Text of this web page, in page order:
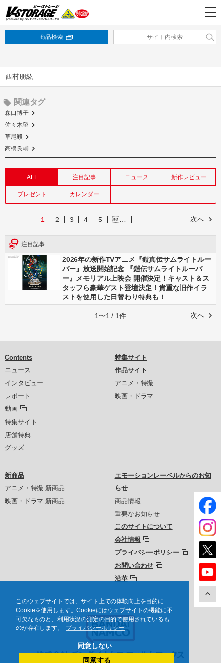
このウェブサイトでは、サイト上での体験向上を目的に
Cookieを使用します。Cookieにはウェブサイトの機能に不
可欠なものと、利用状況の測定の目的で使用されているも
のが存在します。
プライバシーポリシー
同意しない
同意する
商品検索
西村朋紘
関連タグ
森口博子
佐々木望
草尾毅
高橋良輔
ALL 注目記事 ニュース 新作レビュー
プレゼント カレンダー
次へ
1 2 3 4 5 …
注目記事
2026年の新作TVアニメ『鎧真伝サムライトルー
パー』放送開始記念 『鎧伝サムライトルーパ
ー』メモリアル上映会 開催決定！キャスト＆ス
タッフら豪華ゲスト登壇決定！貴重な旧作イラ
ストを使用した日替わり特典も！
次へ
1〜1 / 1件
Contents
ニュース
インタビュー
レポート
動画
特集サイト
店舗特典
グッズ
特集サイト
作品サイト
アニメ・特撮
映画・ドラマ
新商品
アニメ・特撮 新商品
映画・ドラマ 新商品
エモーションレーベルからのお知
らせ
商品情報
重要なお知らせ
このサイトについて
会社情報
プライバシーポリシー
お問い合わせ
沿革